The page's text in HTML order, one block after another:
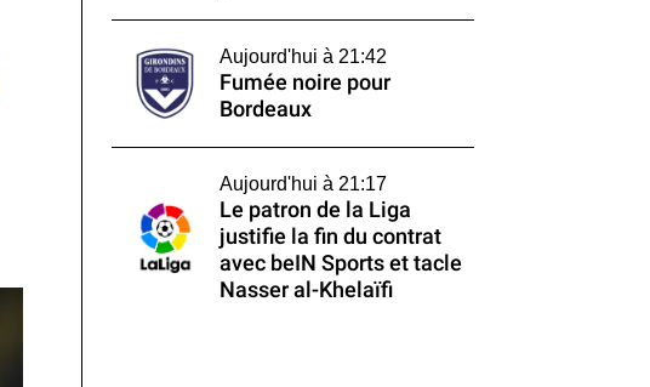
Aujourd'hui à 21:42
Fumée noire pour
Bordeaux
Aujourd'hui à 21:17
Le patron de la Liga
justifie la fin du contrat
avec beIN Sports et tacle
Nasser al-Khelaïfi